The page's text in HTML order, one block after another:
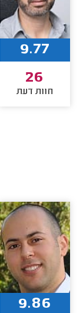
9.77
26
חוות דעת
9.86